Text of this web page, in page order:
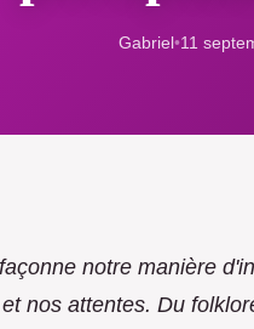
Gabriel•11
notre manière
nos attentes. Du